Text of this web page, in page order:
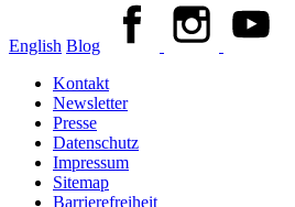
English Blog
Kontakt
Newsletter
Presse
Datenschutz
Impressum
Sitemap
Barrierefreiheit